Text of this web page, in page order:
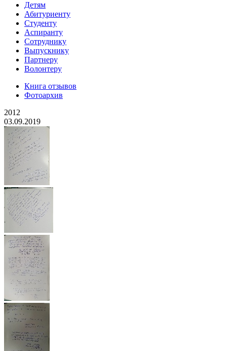
Детям
Абитуриенту
Студенту
Аспиранту
Сотруднику
Выпускнику
Партнеру
Волонтеру
Книга отзывов
Фотоархив
2012
03.09.2019